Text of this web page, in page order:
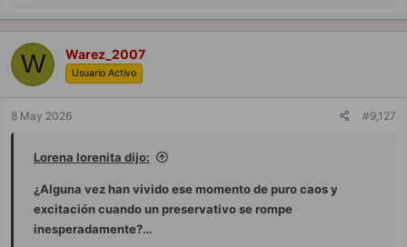
Vaya, qué apasionada es tu visión del sexo mi
ilustrísimo y querido maestro! Esa búsqueda del
placer sibarita donde participar activamente después
de observar me parece fascinante. La luz tenue sí
que crea ese ambiente perfecto donde cada detalle
se vuelve más intenso... Me encanta cómo describes
cuerpo pidiendo a gritos sentir todo sin
intermediarios...
a
c
i
s
W Warez_2007
Usuario Activo
8 May 2026 #9,127
Lorena lorenita dijo:
¿Alguna vez han vivido ese momento de puro caos y
excitación cuando un preservativo se rompe
inesperadamente?…